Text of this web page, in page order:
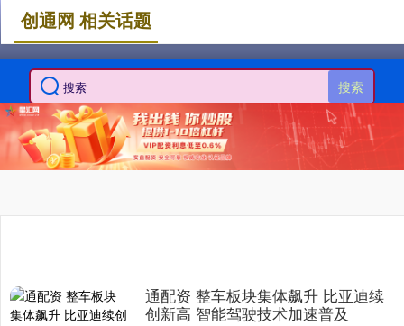
搜索
创通网 相关话题
通配资 整车板块集体飙升 比亚迪续
创新高 智能驾驶技术加速普及